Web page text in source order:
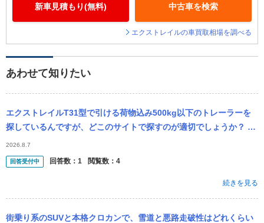
新車見積もり(無料) 中古車を検索
エクストレイルの車買取相場を調べる
あわせて知りたい
エクストレイルT31型で引ける荷物込み500kg以下のトレーラーを
探しているんですが、どこのサイトで探すのが適切でしょうか？ 東
九州在住・積みたいものはタイヤや工具です。
2026.8.7
回答受付中 回答数： 1 閲覧数： 4
続きを見る
街乗り系のSUVと本格クロカンで、雪道と悪路走破性はどれくらい